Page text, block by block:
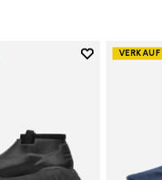
Add to wishlist
VERKAUF